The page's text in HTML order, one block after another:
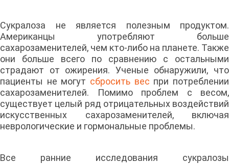
Сукралоза не является полезным продуктом.
Американцы употребляют больше
сахарозаменителей, чем кто-либо на планете. Также
они больше всего по сравнению с остальными
страдают от ожирения. Ученые обнаружили, что
пациенты не могут сбросить вес при потреблении
сахарозаменителей. Помимо проблем с весом,
существует целый ряд отрицательных воздействий
искусственных сахарозаменителей, включая
неврологические и гормональные проблемы.
Все ранние исследования сукралозы